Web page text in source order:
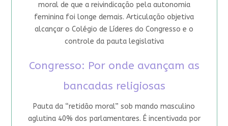
moral de que a reivindicação pela autonomia
feminina foi longe demais. Articulação objetiva
alcançar o Colégio de Líderes do Congresso e o
controle da pauta legislativa
Congresso: Por onde avançam as
bancadas religiosas
Pauta da “retidão moral” sob mando masculino
aglutina 40% dos parlamentares. É incentivada por